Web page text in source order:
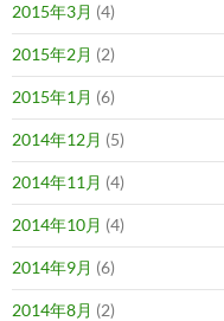
2015年3月 (4)
2015年2月 (2)
2015年1月 (6)
2014年12月 (5)
2014年11月 (4)
2014年10月 (4)
2014年9月 (6)
2014年8月 (2)